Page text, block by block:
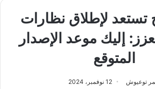
لإطلاق نظارات
إليك موعد الإصدار
المتوقع
توعيوش 12 نوفمبر، 2024